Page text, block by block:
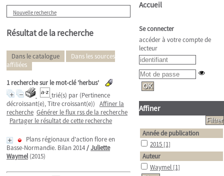
Nouvelle recherche
Résultat de la recherche
Dans le catalogue
Dans les sources
affiliées
1recherche sur le mot-clé'herbus'
trié(s) par (Pertinence
décroissant(e), Titre croissant(e)) Affiner la
recherche Générer le flux rss de la recherche
Partager le résultat de cette recherche
Plans régionaux d'action flore en
Basse-Normandie. Bilan 2014/Juliette
Waymel(2015)
Accueil
Se connecter
accéder à votre compte de
lecteur
Affiner
Année de publication
2015 [1]
Auteur
Waymel [1]